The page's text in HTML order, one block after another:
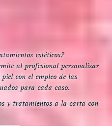
estéticos?
al profesional personalizar
con el empleo de las
para cada caso.
y tratamientos a la carta con